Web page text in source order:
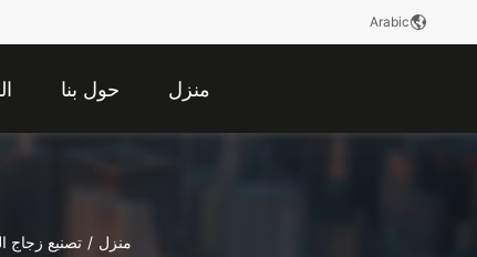
Arabic
منزل حول بنا
منزل / تصنيع زجاج